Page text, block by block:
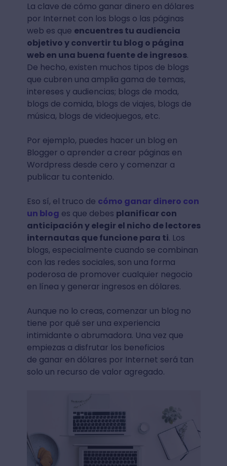
La clave de cómo ganar dinero en dólares
por Internet con los blogs o las páginas
web es que encuentres tu audiencia
objetivo y convertir tu blog o página
web en una buena fuente de ingresos.
De hecho, existen muchos tipos de blogs
que cubren una amplia gama de temas,
intereses y audiencias; blogs de moda,
blogs de comida, blogs de viajes, blogs de
música, blogs de videojuegos, etc.
Por ejemplo, puedes hacer un blog en
Blogger o aprender a crear páginas en
Wordpress desde cero y comenzar a
publicar tu contenido.
Eso sí, el truco de cómo ganar dinero con
un blog es que debes planificar con
anticipación y elegir el nicho de lectores
internautas que funcione para ti. Los
blogs, especialmente cuando se combinan
con las redes sociales, son una forma
poderosa de promover cualquier negocio
en línea y generar ingresos en dólares.
Aunque no lo creas, comenzar un blog no
tiene por qué ser una experiencia
intimidante o abrumadora. Una vez que
empiezas a disfrutar los beneficios
de ganar en dólares por Internet será tan
solo un recurso de valor agregado.